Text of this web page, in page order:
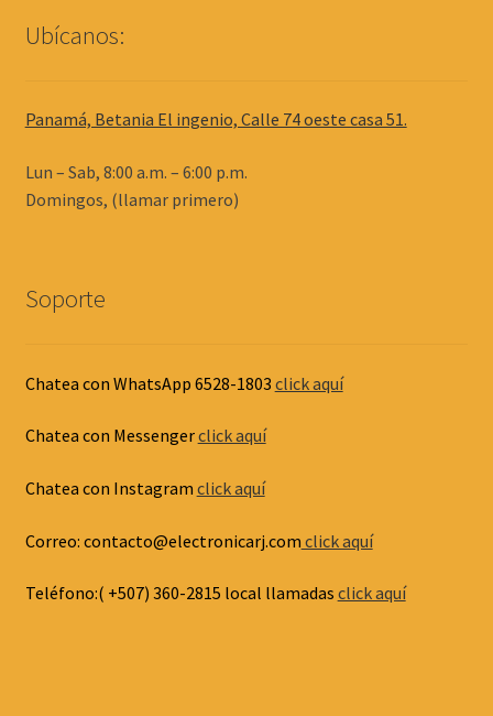
Ubícanos:
Panamá, Betania El ingenio, Calle 74 oeste casa 51.
Lun – Sab, 8:00 a.m. – 6:00 p.m.
Domingos, (llamar primero)
Soporte
Chatea con WhatsApp 6528-1803 click aquí
Chatea con Messengerclick aquí
Chatea con Instagram click aquí
Correo: contacto@electronicarj.com click aquí
Teléfono:( +507) 360-2815 local llamadas click aquí